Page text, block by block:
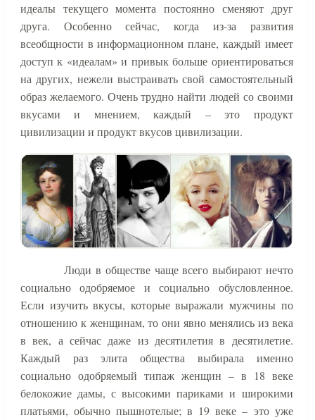
идеалы текущего момента постоянно сменяют друг
друга. Особенно сейчас, когда из-за развития
всеобщности в информационном плане, каждый имеет
доступ к «идеалам» и привык больше ориентироваться
на других, нежели выстраивать свой самостоятельный
образ желаемого. Очень трудно найти людей со своими
вкусами и мнением, каждый – это продукт
цивилизации и продукт вкусов цивилизации.
Люди в обществе чаще всего выбирают нечто
социально одобряемое и социально обусловленное.
Если изучить вкусы, которые выражали мужчины по
отношению к женщинам, то они явно менялись из века
в век, а сейчас даже из десятилетия в десятилетие.
Каждый раз элита общества выбирала именно
социально одобряемый типаж женщин – в 18 веке
белокожие дамы, с высокими париками и широкими
платьями, обычно пышнотелые; в 19 веке – это уже